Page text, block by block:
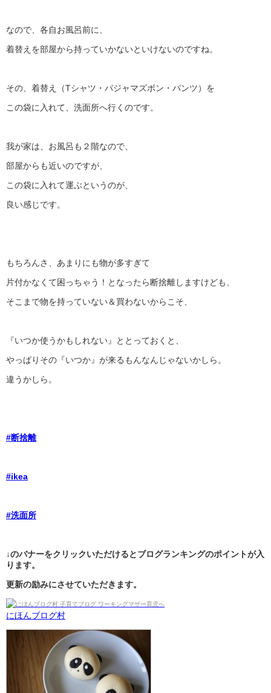
なので、各自お風呂前に、
着替えを部屋から持っていかないといけないのですね。
その、着替え（Tシャツ・パジャマズボン・パンツ）を
この袋に入れて、洗面所へ行くのです。
我が家は、お風呂も２階なので、
部屋からも近いのですが、
この袋に入れて運ぶというのが、
良い感じです。
もちろんさ、あまりにも物が多すぎて
片付かなくて困っちゃう！となったら断捨離しますけども、
そこまで物を持っていない＆買わないからこそ、
『いつか使うかもしれない』ととっておくと、
やっぱりその『いつか』が来るもんなんじゃないかしら。
違うかしら。
#断捨離
#ikea
#洗面所
↓のバナーをクリックいただけるとブログランキングのポイントが入
ります。
更新の励みにさせていただきます。
にほんブログ村